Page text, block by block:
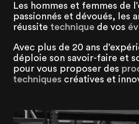
Les hommes et femmes de
passionnés et dévoués, les
réussite techniquede vos
Avec plus de 20 ans
déploie son savoir-faire et
pour vous proposer des
techniquescréatives et